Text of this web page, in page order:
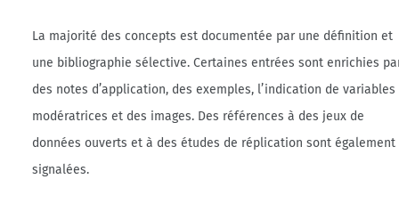
La majorité des concepts est documentée par une définition et
une bibliographie sélective. Certaines entrées sont enrichies
des notes d’application, des exemples, l’indication de variables
modératrices et des images. Des références à des jeux de
données ouverts et à des études de réplication sont également
signalées.